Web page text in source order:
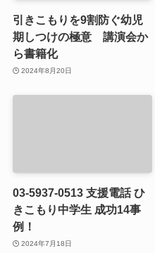
引きこもりを9割防ぐ幼児
期しつけの極意 講演会か
ら書籍化
2024年8月20日
03-5937-0513 支援電話 ひ
きこもり中学生 成功14事
例！
2024年7月18日